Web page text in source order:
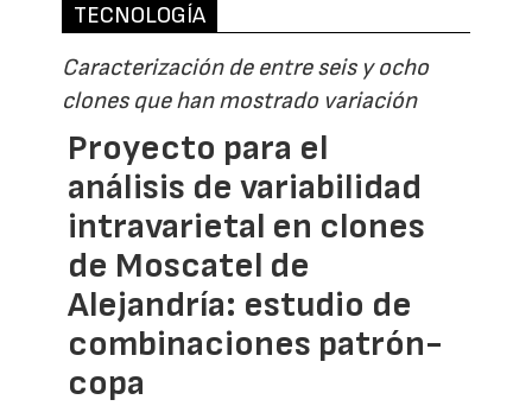
TECNOLOGÍA
Caracterización de entre seis y ocho
clones que han mostrado variación
Proyecto para el
análisis de variabilidad
intravarietal en clones
de Moscatel de
Alejandría: estudio de
combinaciones patrón-
copa